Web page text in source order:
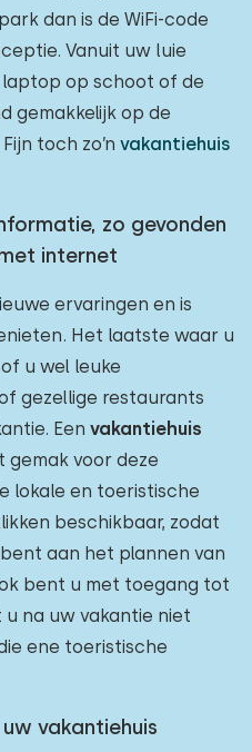
dan is de WiFi-code
Vanuit uw luie
op schoot of de
gemakkelijk op de
toch zo’n vakantiehuis
zo gevonden
internet
ervaringen en is
Het laatste waar u
u wel leuke
gezellige restaurants
Een vakantiehuis
gemak voor deze
lokale en toeristische
beschikbaar, zodat
aan het plannen van
bent u met toegang tot
na uw vakantie niet
ene toeristische
vakantiehuis